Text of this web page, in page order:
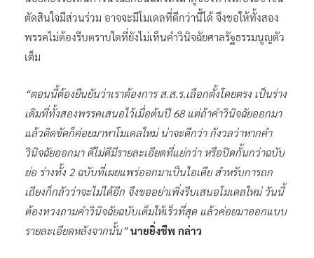
ตัดสินใจมีส่วนร่วม อาจจะมีโมเดลที่ดีกว่านี้ได้ จึงขอให้ทั้งสอง
พรรคไม่ต้องรีบตราบใดที่ยังไม่เห็นคำวินิจฉัยศาลรัฐธรรมนูญตัว
เต็ม
“ตอนนี้ต้องยืนยันว่าเราต้องการ ส.ส.ร.เลือกตั้งโดยตรง เป็นร่าง
เดิมที่ทั้งสองพรรคเสนอไว้เมื่อต้นปี 68 แต่ถ้าคำวินิจฉัยออกมา
แล้วติดขัดก็ค่อยมาหาโมเดลใหม่ น่าจะดีกว่า กังวลว่าหากคำ
วินิจฉัยออกมา ดีไม่ดีมีรายละเอียดที่แย่กว่า หรือปิดกั้นกว่าฉบับ
ย่อ ร่างทั้ง 2 ฉบับที่เผยแพร่ออกมาเป็นไอเดีย สำหรับการถก
เถียงก็กลัวว่าจะไม่ได้อีก จึงขออย่าเพิ่งรีบเสนอโมเดลใหม่ วันนี้
ต้องทวงถามคำวินิจฉัยฉบับเต็มให้เร็วที่สุด แล้วค่อยมาออกแบบ
รายละเอียดหลังจากนั้น” นายยิ่งชีพ กล่าว